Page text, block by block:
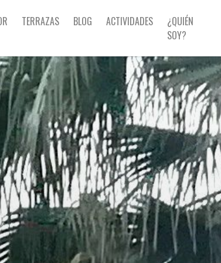
TERRAZAS BLOG ACTIVIDADES
¿QUIÉN
SOY?